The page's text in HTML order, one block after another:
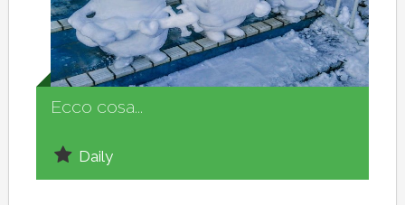
Ecco cosa...
Daily
Social